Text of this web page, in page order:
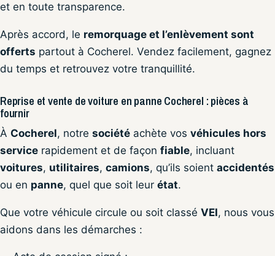
et en toute transparence.
Après accord, le remorquage et l’enlèvement sont
offerts partout à Cocherel. Vendez facilement, gagnez
du temps et retrouvez votre tranquillité.
Reprise et vente de voiture en panne Cocherel : pièces à
fournir
À Cocherel, notre société achète vos véhicules hors
service rapidement et de façon fiable, incluant
voitures, utilitaires, camions, qu’ils soient accidentés
ou en panne, quel que soit leur état.
Que votre véhicule circule ou soit classé VEI, nous vous
aidons dans les démarches :